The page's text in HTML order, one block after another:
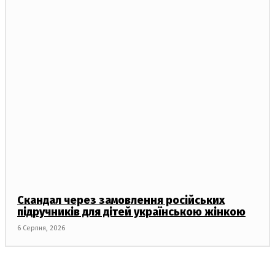
Скандал через замовлення російських
підручників для дітей українською жінкою
6 Серпня, 2026